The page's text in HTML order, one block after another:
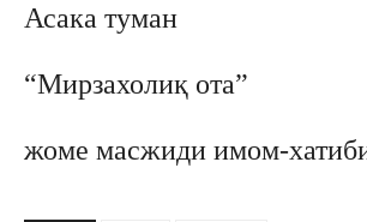
Асака туман
“Мирзахолиқ ота”
жоме масжиди имом-